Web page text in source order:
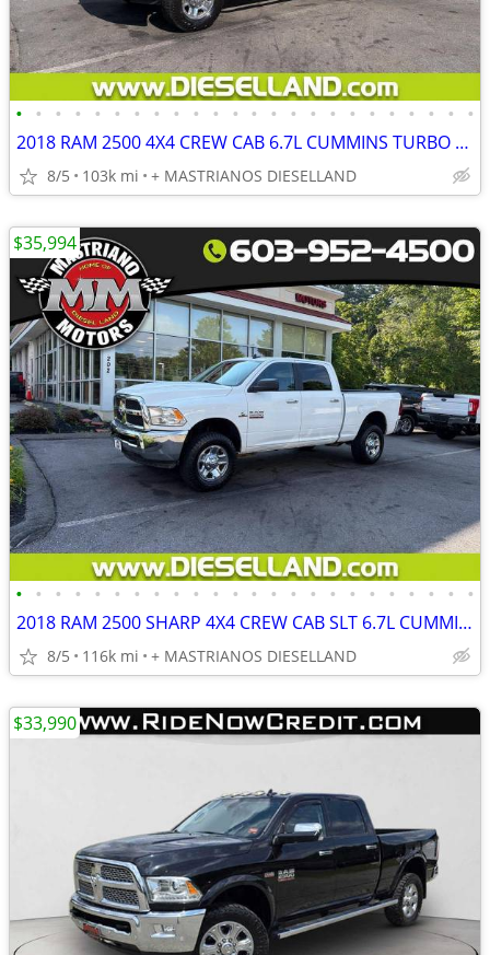
• • • • • • • • • • • • • • • • • • • • • • • •
2018 RAM 2500 4X4 CREW CAB 6.7L CUMMINS TURBO DIESEL ONLY 102K!! **FINANCING AVA
8/5 103k mi + MASTRIANOS DIESELLAND
• • • • • • • • • • • • • • • • • • • • • • • •
2018 RAM 2500 SHARP 4X4 CREW CAB SLT 6.7L CUMMINS DIESEL!! **FINANCING AVAILABLE
8/5 116k mi + MASTRIANOS DIESELLAND
$35,994
$33,990